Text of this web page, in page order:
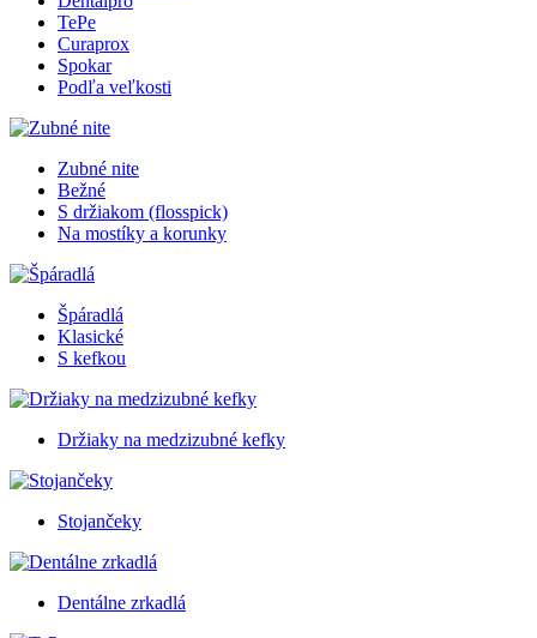
TePe
Curaprox
Spokar
Podľa veľkosti
Zubné nite
Bežné
S držiakom (flosspick)
Na mostíky a korunky
Špáradlá
Klasické
S kefkou
Držiaky na medzizubné kefky
Stojančeky
Dentálne zrkadlá